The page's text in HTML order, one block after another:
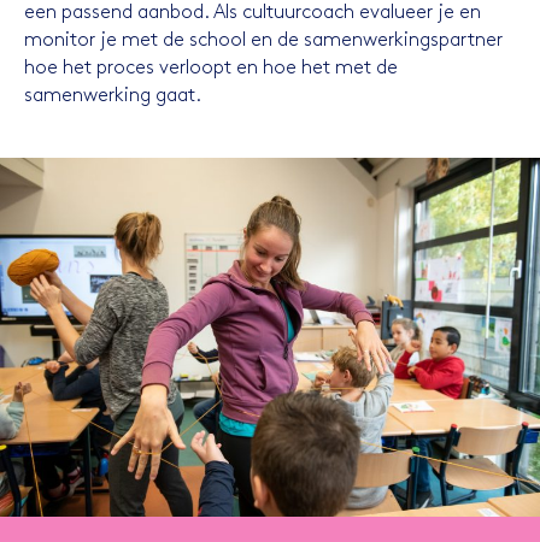
een passend aanbod. Als cultuurcoach evalueer je en
monitor je met de school en de samenwerkingspartner
hoe het proces verloopt en hoe het met de
samenwerking gaat.